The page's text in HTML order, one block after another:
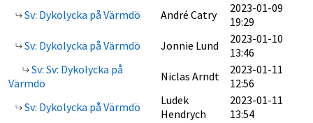
Sv: Dykolycka på Värmdö
André Catry
2023-01-09
19:29
Sv: Dykolycka på Värmdö
Jonnie Lund
2023-01-10
13:46
Sv: Sv: Dykolycka på
Värmdö
Niclas Arndt
2023-01-11
12:56
Sv: Dykolycka på Värmdö
Ludek
Hendrych
2023-01-11
13:54